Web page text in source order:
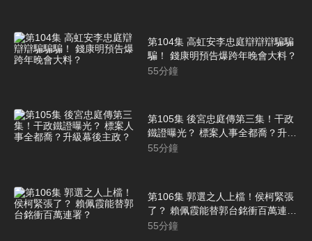
第104集 高虹安李忠庭辯辯辯騙騙
騙！ 錢康明預告爆跨年晚會大料？
55分鐘
第105集 後宮忠庭傳第三集！干政
鐵證曝光？ 標案人事全都喬？升級
幕後主政？
55分鐘
第106集 郭選之人上檔！侯柯緊張
了？ 賴佩霞能替郭台銘衝百萬連
署？
55分鐘